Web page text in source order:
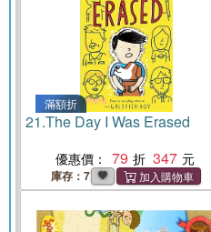
滿額折
21.The Day I Was Erased
優惠價： 79 347
庫存：7